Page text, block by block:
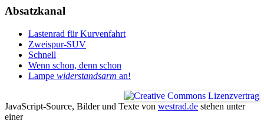
Absatzkanal
Lastenrad für Kurvenfahrt
Zweispur-SUV
Schnell
Wenn schon, denn schon
Lampe widerstandsarm an!
JavaScript-Source, Bilder und Texte von westrad.de stehen unter
einer